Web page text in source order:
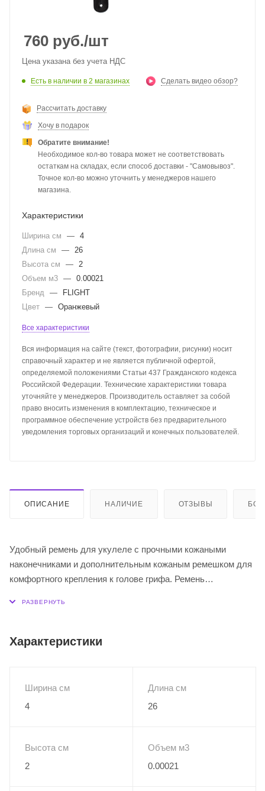
760 руб./шт
Цена указана без учета НДС
Есть в наличии в 2 магазинах Сделать видео обзор?
Рассчитать доставку
Хочу в подарок
Обратите внимание!
Необходимое кол-во товара может не соответствовать
остаткам на складах, если способ доставки - "Самовывоз".
Точное кол-во можно уточнить у менеджеров нашего
магазина.
Характеристики
Ширина см — 4
Длина см
— 26
Высота см
— 2
Объем м3 — 0.00021
Бренд —
FLIGHT
Цвет — Оранжевый
Все характеристики
Вся информация на сайте (текст, фотографии, рисунки) носит
справочный характер и не является публичной офертой,
определяемой положениями Статьи 437 Гражданского кодекса
Российской Федерации. Технические характеристики товара
уточняйте у менеджеров. Производитель оставляет за собой
право вносить изменения в комплектацию, техническое и
программное обеспечение устройств без предварительного
уведомления торговых организаций и конечных пользователей.
ОПИСАНИЕ НАЛИЧИЕ ОТЗЫВЫ
Удобный ремень для укулеле с прочными кожаными
наконечниками и дополнительным кожаным ремешком для
комфортного крепления к голове грифа. Ремень
материала, который не поддается деформации.
Материал: полиэстер
Минимальная длина: 125 см (49,5")
Характеристики
Ширина см
4
Длина см
26
Высота см
2
Объем м3
0.00021